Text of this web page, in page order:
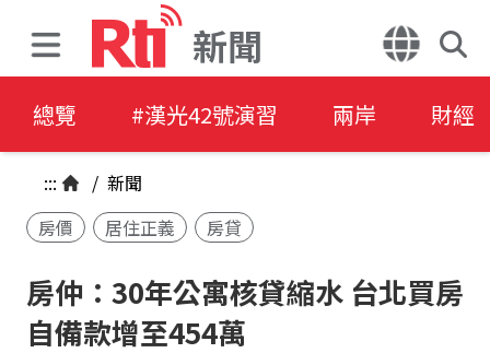
新聞
總覽 #漢光42號演習 兩岸 財經
::: / 新聞
房價
居住正義 房貸
房仲：30年公寓核貸縮水 台北買房
自備款增至454萬